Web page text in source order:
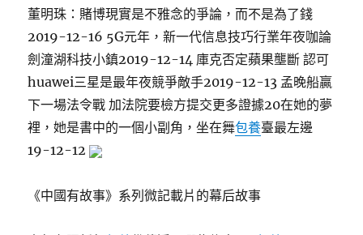
董明珠：賭博現實是不雅念的爭論，而不是為了錢
2019-12-16 5G元年，新一代信息技巧行業年夜咖論
劍潼湖科技小鎮2019-12-14 庫克否定蘋果壟斷 認可
huawei三星是最年夜競爭敵手2019-12-13 孟晚船贏
下一場法令戰 加法院要檢方提交更多證據20在她的夢
裡，她是書中的一個小副角，坐在舞包養臺最左邊
19-12-12
《中國有故事》系列微記載片的幕后故事